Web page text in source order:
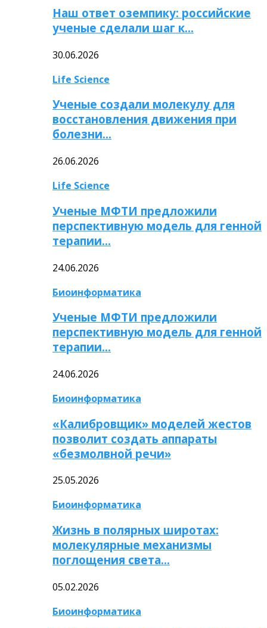
Наш ответ оземпику: российские
ученые сделали шаг к…
30.06.2026
Life Science
Ученые создали молекулу для
восстановления движения при
болезни…
26.06.2026
Life Science
Ученые МФТИ предложили
перспективную модель для генной
терапии…
24.06.2026
Биоинформатика
Ученые МФТИ предложили
перспективную модель для генной
терапии…
24.06.2026
Биоинформатика
«Калибровщик» моделей жестов
позволит создать аппараты
«безмолвной речи»
25.05.2026
Биоинформатика
Жизнь в полярных широтах:
молекулярные механизмы
поглощения света…
05.02.2026
Биоинформатика